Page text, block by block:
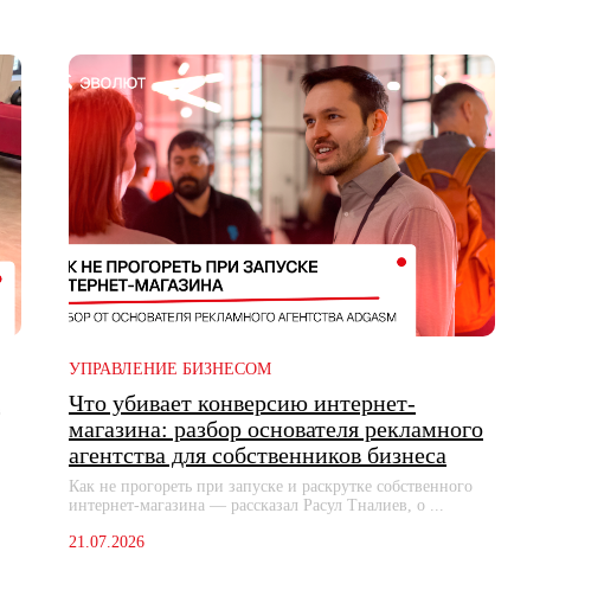
УПРАВЛЕНИЕ БИЗНЕСОМ
Что убивает конверсию интернет-
магазина: разбор основателя рекламного
агентства для собственников бизнеса
Как не прогореть при запуске и раскрутке собственного
интернет-магазина — рассказал Расул Тналиев, о ...
21.07.2026